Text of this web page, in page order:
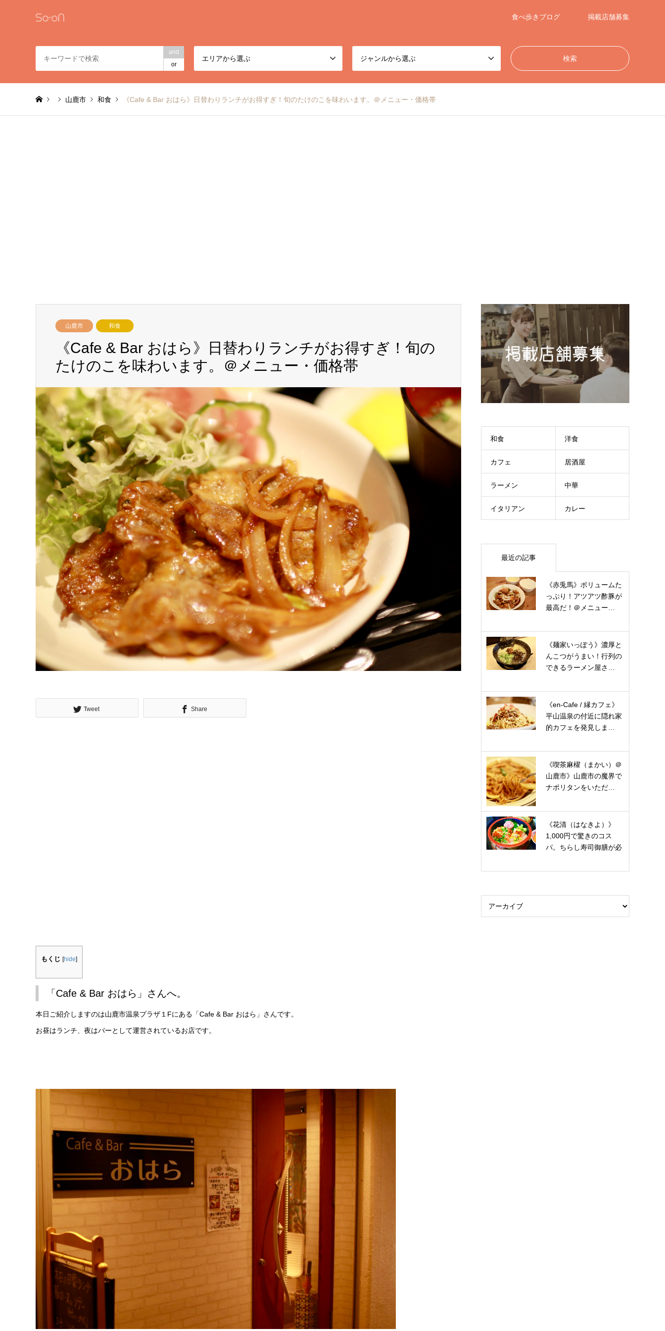
食べ歩きブログ 掲載店舗募集
and
or
エリアから選ぶ ジャンルから選ぶ
山鹿市 和食 《Cafe & Bar おはら》日替わりランチがお得すぎ！旬のたけのこを味わいます。＠メニュー・価格帯
山鹿市 和食
《Cafe & Bar おはら》日替わりランチがお得すぎ！旬の
たけのこを味わいます。＠メニュー・価格帯
Tweet Share
もくじ [hide]
「Cafe & Bar おはら」さんへ。
本日ご紹介しますのは山鹿市温泉プラザ１Fにある「Cafe & Bar おはら」さんです。
お昼はランチ、夜はバーとして運営されているお店です。
和食 洋食
カフェ 居酒屋
ラーメン 中華
イタリアン カレー
最近の記事
《赤兎馬》ボリュームた
っぷり！アツアツ酢豚が
最高だ！＠メニュー…
《麺家いっぽう》濃厚と
んこつがうまい！行列の
できるラーメン屋さ…
《en-Cafe / 縁カフェ》
平山温泉の付近に隠れ家
的カフェを発見しま…
《喫茶麻櫂（まかい）＠
山鹿市》山鹿市の魔界で
ナポリタンをいただ…
《花清（はなきよ）》
1,000円で驚きのコス
パ。ちらし寿司御膳が必